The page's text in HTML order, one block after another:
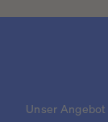
Unser Angebot